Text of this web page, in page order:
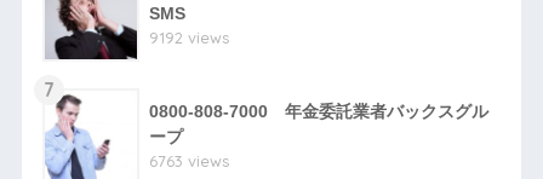
SMS
9192 views
7
0800-808-7000 年金委託業者バックスグル
ープ
6763 views